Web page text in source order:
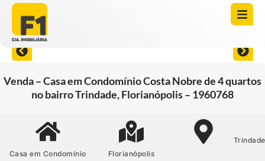
Venda – Casa em Condomínio Costa Nobre de 4 quartos
no bairro Trindade, Florianópolis – 1960768
Casa em Condomínio Florianópolis
Trindade